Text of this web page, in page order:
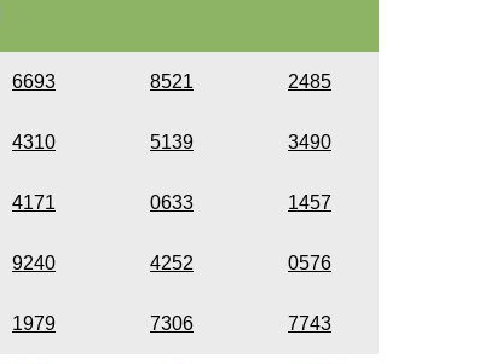
6693 8521 2485
4310 5139 3490
4171 0633 1457
9240 4252 0576
1979 7306 7743